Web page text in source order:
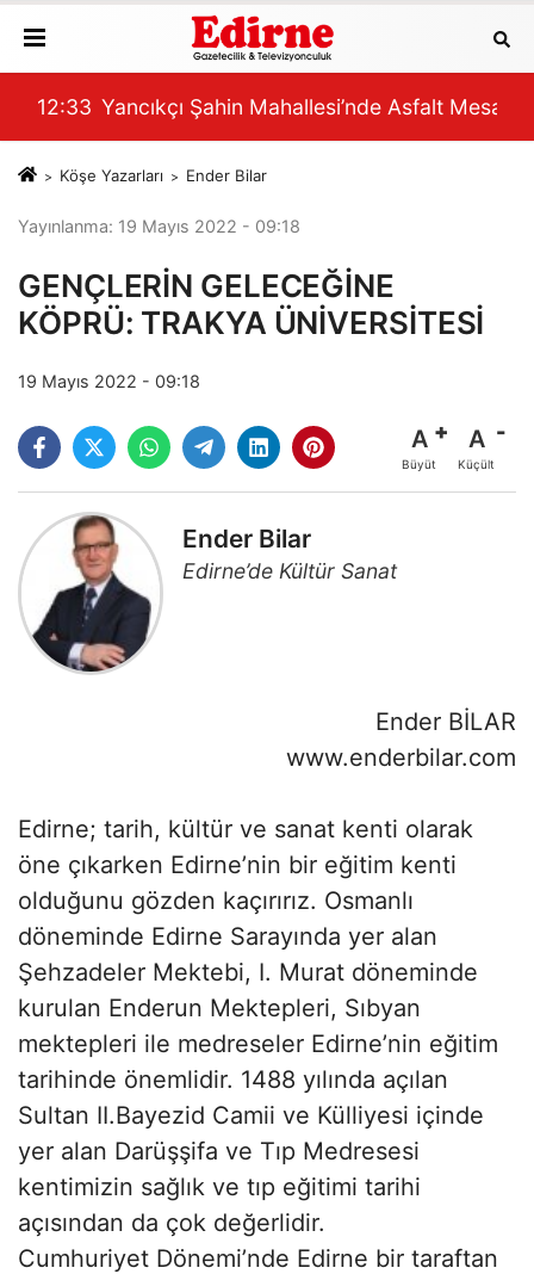
OLABİLİR”
12:09 Erkenci Üzümde Hasat Bereketi
Köşe Yazarları Ender Bilar
Yayınlanma: 19 Mayıs 2022 - 09:18
GENÇLERİN GELECEĞİNE
KÖPRÜ: TRAKYA ÜNİVERSİTESİ
19 Mayıs 2022 - 09:18
A
Büyüt
A
Küçült
Ender Bilar
Edirne’de Kültür Sanat
Ender BİLAR
www.enderbilar.com
Edirne; tarih, kültür ve sanat kenti olarak
öne çıkarken Edirne’nin bir eğitim kenti
olduğunu gözden kaçırırız. Osmanlı
döneminde Edirne Sarayında yer alan
Şehzadeler Mektebi, I. Murat döneminde
kurulan Enderun Mektepleri, Sıbyan
mektepleri ile medreseler Edirne’nin eğitim
tarihinde önemlidir. 1488 yılında açılan
Sultan II.Bayezid Camii ve Külliyesi içinde
yer alan Darüşşifa ve Tıp Medresesi
kentimizin sağlık ve tıp eğitimi tarihi
açısından da çok değerlidir.
Cumhuriyet Dönemi’nde Edirne bir taraftan